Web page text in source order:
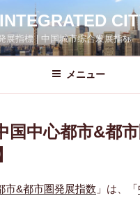
展指標 | 中国城市综合发展指标
メニュー
国中心都市&都
市&都市圏発展指数 」は、「